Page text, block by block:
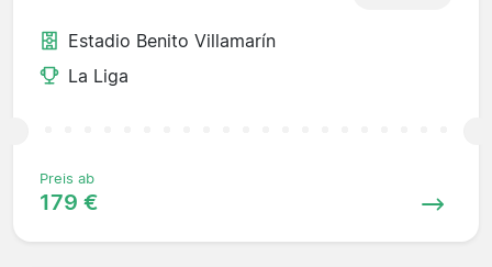
Estadio Benito Villamarín
La Liga
Preis ab
179 €